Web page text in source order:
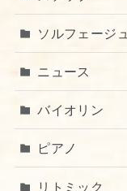
ソルフェージュ
ニュース
バイオリン
ピアノ
リトミック